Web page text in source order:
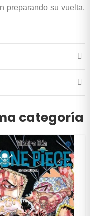
preparando su vuelta.
categoría